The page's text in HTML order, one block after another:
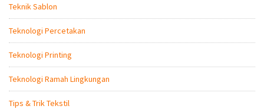
Teknik Sablon
Teknologi Percetakan
Teknologi Printing
Teknologi Ramah Lingkungan
Tips & Trik Tekstil